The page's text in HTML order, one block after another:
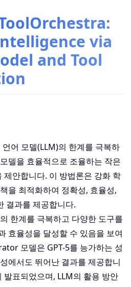
via
and Tool
어 모델(LLM)의 한계를 극복하
델을 효율적으로 조율하는 작은
제안합니다. 이 방법론은 강화 학
을 최적화하여 정확성, 효율성,
결과를 제공합니다.
한계를 극복하고 다양한 도구를
효율성을 달성할 수 있음을 보여
모델은 GPT-5를 능가하는 성
에서도 뛰어난 결과를 제공합니
발표되었으며, LLM의 활용 방안